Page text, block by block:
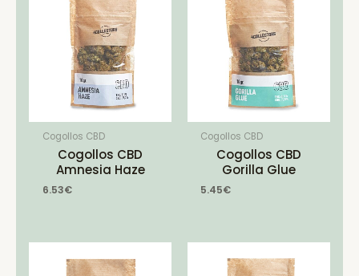
Cogollos CBD
Cogollos CBD
Amnesia Haze
6.53€
Cogollos CBD
Cogollos CBD
Gorilla Glue
5.45€